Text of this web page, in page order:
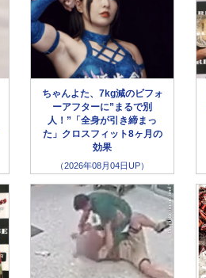
ちゃんよた、7kg減のビフォ
ーアフターに”まるで別
人！”「全身が引き締まっ
た」クロスフィット8ヶ月の
効果
（2026年08月04日UP）